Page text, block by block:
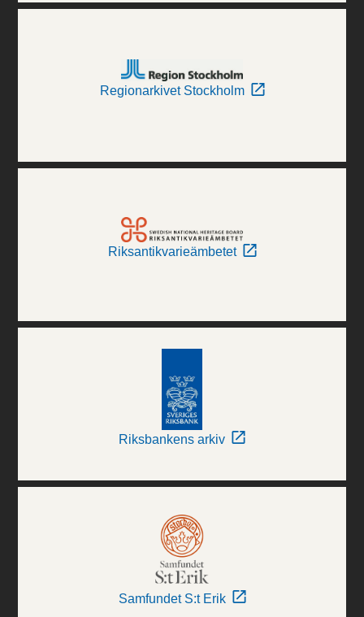
Regionarkivet Stockholm
Riksantikvarieämbetet
Riksbankens arkiv
Samfundet S:t Erik